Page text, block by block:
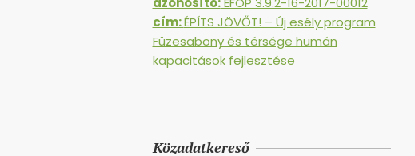
cím:ÉPÍTS JÖVŐT! – Új esély program
Füzesabony és térsége humán
kapacitások fejlesztése
Közadatkereső